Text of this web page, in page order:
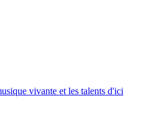
vivante et les talents d'ici